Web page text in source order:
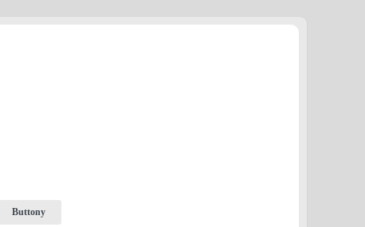
Buttony